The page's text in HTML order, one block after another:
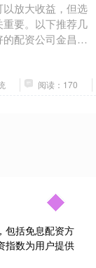
放大收益，但选
要。以下推荐几
配资公司金昌期
： 2. 资金灵活运
阅读：170
包括免息配资方
指数为用户提供